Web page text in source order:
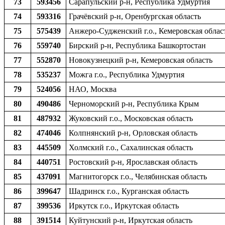
73 593456
Сарапульский р-н, Республика Удмуртия
74
593316
Грачёвский р-н, Оренбургская область
75
575439
Анжеро-Судженский г.о., Кемеровская
76
559740
Бирский р-н, Республика Башкортостан
77
552870
Новокузнецкий р-н, Кемеровская область
78
535237
Можга г.о., Республика Удмуртия
79
524056
НАО, Москва
80
490486
Черноморский р-н, Республика Крым
81
487932
Жуковский г.о., Московская область
82
474046
Колпнянский р-н, Орловская область
83
445509
Холмский г.о., Сахалинская область
84
440751
Ростовский р-н, Ярославская область
85
437091
Магнитогорск г.о., Челябинская область
86
399647
Шадринск г.о., Курганская область
87
399536
Иркутск г.о., Иркутская область
88
391514 Куйтунский р-н, Иркутская область